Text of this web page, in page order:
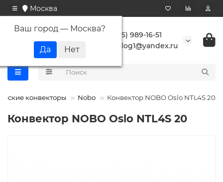
Москва
Ваш город — Москва?
+7 (495) 989-16-51
buranlog1@yandex.ru
конвекторы Nobo Конвектор NOBO Oslo NTL4S 20
Конвектор NOBO Oslo NTL4S 20